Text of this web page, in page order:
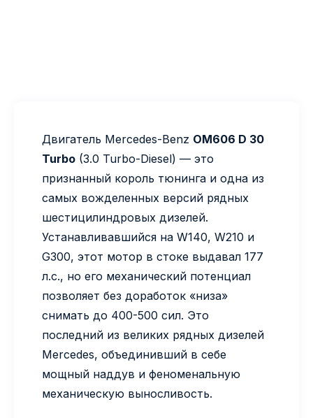
Двигатель Mercedes-Benz OM606 D 30
Turbo (3.0 Turbo-Diesel) — это
признанный король тюнинга и одна из
самых вожделенных версий рядных
шестицилиндровых дизелей.
Устанавливавшийся на W140, W210 и
G300, этот мотор в стоке выдавал 177
л.с., но его механический потенциал
позволяет без доработок «низа»
снимать до 400-500 сил. Это
последний из великих рядных дизелей
Mercedes, объединивший в себе
мощный наддув и феноменальную
механическую выносливость.